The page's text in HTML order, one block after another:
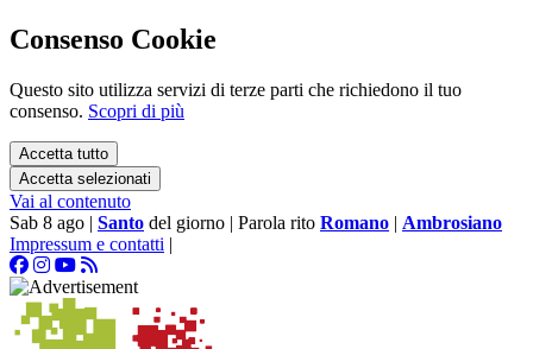
Consenso Cookie
Questo sito utilizza servizi di terze parti che richiedono il tuo
consenso. Scopri di più
Accetta tutto
Accetta selezionati
Vai al contenuto
Sab 8 ago | Santo del giorno | Parola rito Romano | Ambrosiano
Impressum e contatti |